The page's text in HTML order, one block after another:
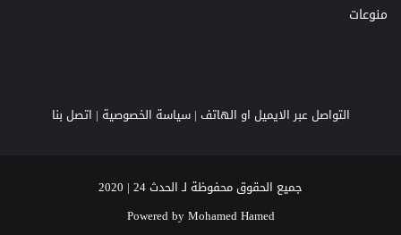
منوعات
التواصل عبر الايميل او الهاتف |سياسة الخصوصية | اتصل بنا
جميع الحقوق محفوظة لـ الحدث 24 | 2020
Powered byMohamed Hamed